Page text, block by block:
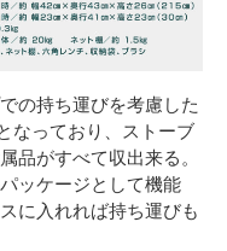
の持ち運びを考慮した
なっており、ストーブ
品がすべて収出来る。
ッケージとして機能
に入れれば持ち運びも